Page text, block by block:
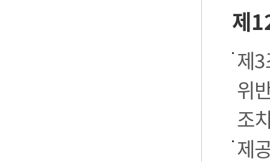
제
제
위
조
제